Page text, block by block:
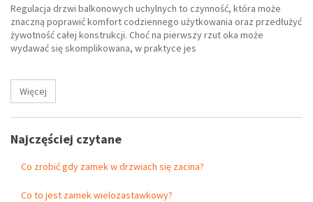
Regulacja drzwi balkonowych uchylnych to czynność, która może
znaczną poprawić komfort codziennego użytkowania oraz przedłużyć
żywotność całej konstrukcji. Choć na pierwszy rzut oka może
wydawać się skomplikowana, w praktyce jes
Więcej
Najczęściej czytane
Co zrobić gdy zamek w drzwiach się zacina?
Co to jest zamek wielozastawkowy?